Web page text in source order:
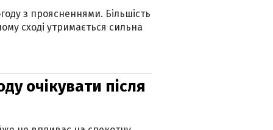
з проясненнями. Більшість
сході утримається сильна
очікувати після